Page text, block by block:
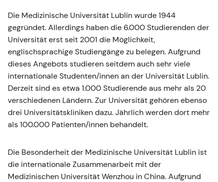
Die Medizinische Universität Lublin wurde 1944
gegründet. Allerdings haben die 6.000 Studierenden der
Universität erst seit 2001 die Möglichkeit,
englischsprachige Studiengänge zu belegen. Aufgrund
dieses Angebots studieren seitdem auch sehr viele
internationale Studenten/innen an der Universität Lublin.
Derzeit sind es etwa 1.000 Studierende aus mehr als 20
verschiedenen Ländern. Zur Universität gehören ebenso
drei Universitätskliniken dazu. Jährlich werden dort mehr
als 100.000 Patienten/innen behandelt.
Die Besonderheit der Medizinische Universität Lublin ist
die internationale Zusammenarbeit mit der
Medizinischen Universität Wenzhou in China. Aufgrund